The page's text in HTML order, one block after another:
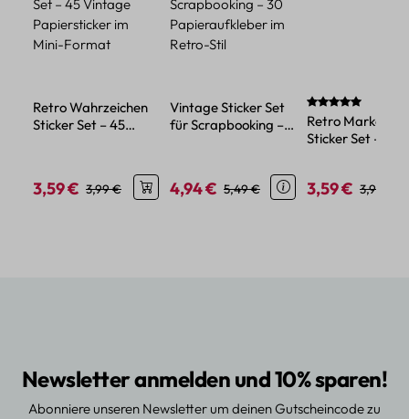
Retro Wahrzeichen
Sticker Set – 45
Verkaufspreis:
3,59 € Regulärer Preis:
3,99 €
Vintage Sticker Set
für Scrapbooking –
Verkaufspreis:
4,94 € Regulärer Preis:
5,49 €
Retro Marken
Sticker Set – 45
Papier
Verkaufspreis:
3,59 € 3,99 €
Newsletter anmelden und 10% sparen!
Abonniere unseren Newsletter um deinen Gutscheincode zu